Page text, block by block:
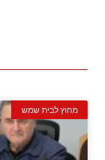
מחוץ לבית שמש